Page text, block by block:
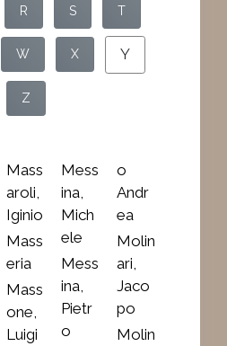
R S T
W X Y
Z
Mass
aroli,
Iginio
Mass
eria
Mass
one,
Luigi
Mess
ina,
Mich
ele
Mess
ina,
Pietr
o
o
Andr
ea
Molin
ari,
Jaco
po
Molin